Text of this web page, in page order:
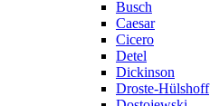
Busch
Caesar
Cicero
Detel
Dickinson
Droste-Hülshoff